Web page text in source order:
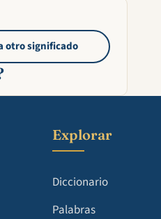
otro significado
Explorar
Diccionario
Palabras